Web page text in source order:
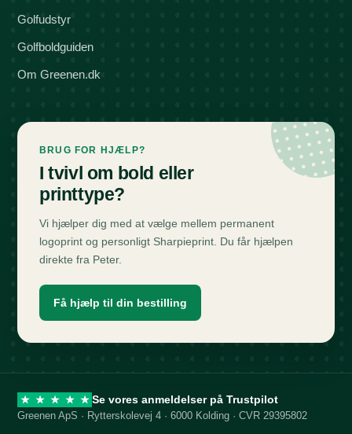
Golfudstyr
Golfboldguiden
Om Greenen.dk
BRUG FOR HJÆLP?
I tvivl om bold eller
printtype?
Vi hjælper dig med at vælge mellem permanent
logoprint og personligt Sharpieprint. Du får hjælpen
direkte fra Peter.
Få hjælp til din bestilling
Greenen ApS · Rytterskolevej 4 · 6000 Kolding · CVR 29395802
★ ★ ★ ★ ★ Se vores anmeldelser på Trustpilot